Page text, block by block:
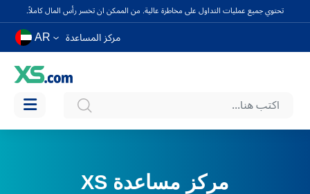
تحتوي جميع عمليات التداول على مخاطرة عالية. من الممكن ان تخسر رأس المال كاملاً.
مركز المساعدة AR
مركز مساعدة XS